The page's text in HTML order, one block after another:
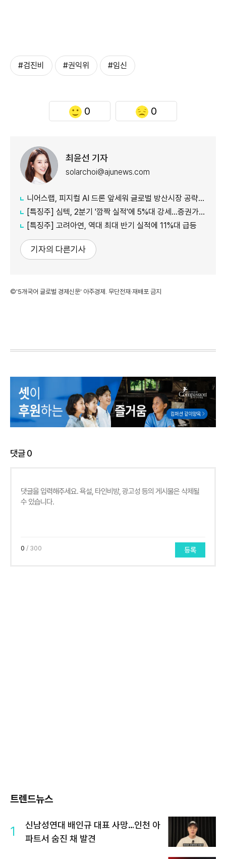
#검진비 #권익위 #임신
0 0
최윤선 기자
solarchoi@ajunews.com
니어스랩, 피지컬 AI 드론 앞세워 글로벌 방산시장 공략…24일 코스닥 입성
[특징주] 심텍, 2분기 '깜짝 실적'에 5%대 강세…증권가 잇따라 눈높이 상향
[특징주] 고려아연, 역대 최대 반기 실적에 11%대 급등
기자의 다른기사
©'5개국어 글로벌 경제신문' 아주경제. 무단전재·재배포 금지
댓글0
0 / 300 등록
트렌드뉴스
1
신남성연대 배인규 대표 사망…인천 아
파트서 숨진 채 발견